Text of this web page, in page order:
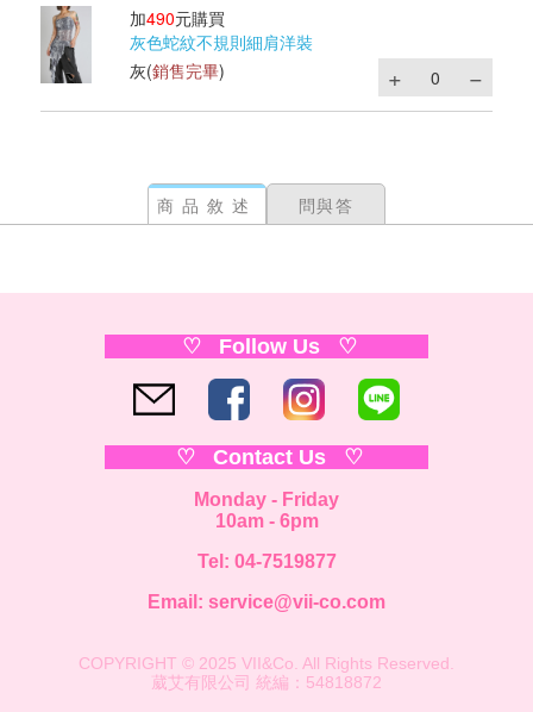
加490元購買
灰色蛇紋不規則細肩洋裝
灰(銷售完畢)
商品敘述 問與答